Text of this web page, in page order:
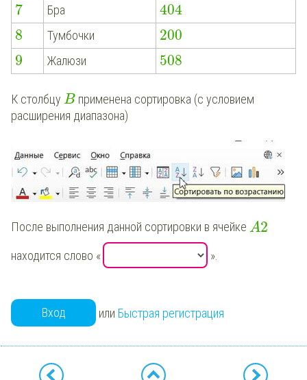
7 Бра 404
8 Тумбочки 200
9 Жалюзи 508
К столбцу B применена сортировка (с условием
расширения диапазона)
После выполнения данной сортировки в ячейке A2
находится слово « ».
Вход или Быстрая регистрация